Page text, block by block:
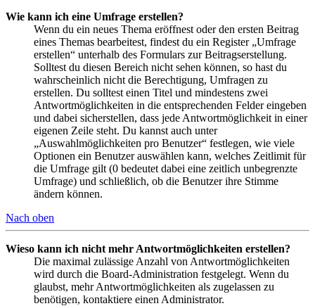
Wie kann ich eine Umfrage erstellen?
Wenn du ein neues Thema eröffnest oder den ersten Beitrag
eines Themas bearbeitest, findest du ein Register „Umfrage
erstellen“ unterhalb des Formulars zur Beitragserstellung.
Solltest du diesen Bereich nicht sehen können, so hast du
wahrscheinlich nicht die Berechtigung, Umfragen zu
erstellen. Du solltest einen Titel und mindestens zwei
Antwortmöglichkeiten in die entsprechenden Felder eingeben
und dabei sicherstellen, dass jede Antwortmöglichkeit in einer
eigenen Zeile steht. Du kannst auch unter
„Auswahlmöglichkeiten pro Benutzer“ festlegen, wie viele
Optionen ein Benutzer auswählen kann, welches Zeitlimit für
die Umfrage gilt (0 bedeutet dabei eine zeitlich unbegrenzte
Umfrage) und schließlich, ob die Benutzer ihre Stimme
ändern können.
Nach oben
Wieso kann ich nicht mehr Antwortmöglichkeiten erstellen?
Die maximal zulässige Anzahl von Antwortmöglichkeiten
wird durch die Board-Administration festgelegt. Wenn du
glaubst, mehr Antwortmöglichkeiten als zugelassen zu
benötigen, kontaktiere einen Administrator.